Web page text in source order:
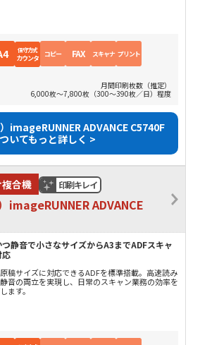
保守方式
カウンタ コピー FAX スキャナ プリント
月間印刷枚数（推定）
6,000枚～7,800枚（300～390枚／日）程度
imageRUNNER ADVANCE C5740F
いてもっと詳しく >
合機 印刷キレイ
imageRUNNER ADVANCE
静音で小さなサイズからA3までADFスキャ
応
稿サイズに対応できるADFを標準搭載。高速読み
音の両立を実現し、日常のスキャン業務の効率を
ます。